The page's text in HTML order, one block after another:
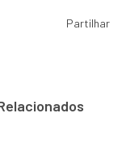
Partilhar